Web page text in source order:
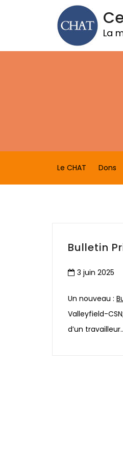
La
Le CHAT Dons
Bulletin
3 juin 2025
Un nouveau :
Valleyfield-
d’un